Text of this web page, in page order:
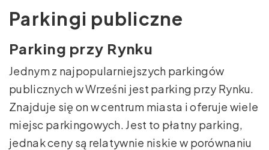
Parkingi publiczne
Parking przy Rynku
Jednym z najpopularniejszych parkingów
publicznych w Wrześni jest parking przy Rynku.
Znajduje się on w centrum miasta i oferuje wiele
miejsc parkingowych. Jest to płatny parking,
jednak ceny są relatywnie niskie w porównaniu